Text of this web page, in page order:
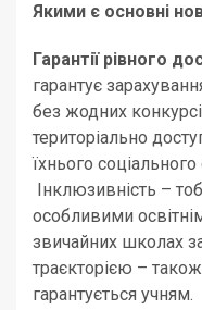
Якими є основні
Гарантії рівного
гарантує
без жодних
територіально
їхнього
Інклюзивність –
особливими
звичайних школах
траєкторією –
гарантується учням.